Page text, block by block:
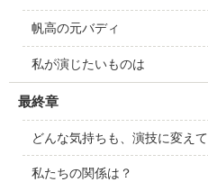
帆高の元バディ
私が演じたいものは
最終章
どんな気持ちも、演技に変えて
私たちの関係は？